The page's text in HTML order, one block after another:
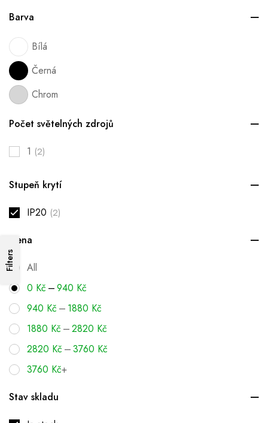
Barva
Bílá
Černá
Chrom
Počet světelných zdrojů
1 (2)
Stupeň krytí
IP20 (2)
Cena
All
0 Kč –940 Kč
940 Kč – 1880 Kč
1880 Kč –2820 Kč
2820 Kč –3760 Kč
3760 Kč+
Stav skladu
Filters